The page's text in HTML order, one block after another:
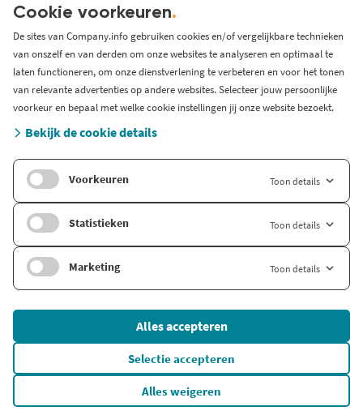
KVK serviceprovider
Werken bij Company.info
Blog
Support
Systeem status en storingen
Zoek branche-informatie
Internationaal
Company.info Deutschland
Company.info English
© 2026 Company Info
FD Mediagroep
Algemene voorwaarden
Privacybeleid
Cookie voorkeuren.
De sites van Company.info gebruiken cookies en/of vergelijkbare technieken
van onszelf en van derden om onze websites te analyseren en optimaal te
laten functioneren, om onze dienstverlening te verbeteren en voor het tonen
van relevante advertenties op andere websites. Selecteer jouw persoonlijke
voorkeur en bepaal met welke cookie instellingen jij onze website bezoekt.
Bekijk de cookie details
Voorkeuren Toon details
Statistieken Toon details
Marketing Toon details
Alles accepteren
Selectie accepteren
Alles weigeren